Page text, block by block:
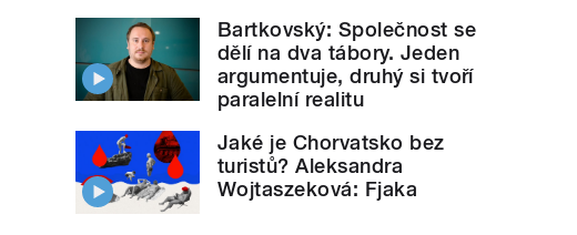
Bartkovský: Společnost se
dělí na dva tábory. Jeden
argumentuje, druhý si tvoří
paralelní realitu
Jaké je Chorvatsko bez
turistů? Aleksandra
Wojtaszeková: Fjaka